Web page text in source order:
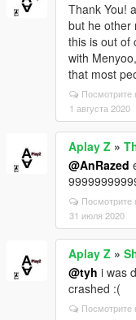
Thank You!
but he other
this is out of
with
that most
Посмотрите
1 августа 2020
Aplay Z »
@AnRazed
Посмотрите
31 июля 2020
Aplay Z »
@tyh i was
crashed :(
Посмотрите